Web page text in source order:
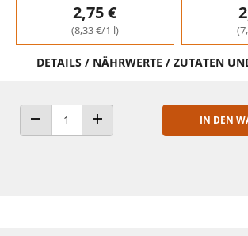
2,75 €
(8,33 €/1 l)
DETAILS / NÄHRWERTE / ZUTATEN
ANZAHL VERRINGERNANZAHL ERHÖHEN
IN DEN